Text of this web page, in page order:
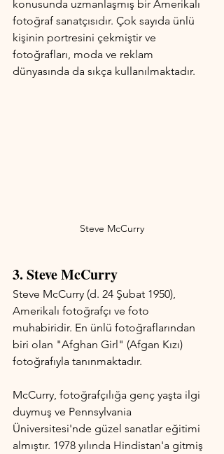
konusunda uzmanlaşmış bir Amerikalı
fotoğraf sanatçısıdır. Çok sayıda ünlü
kişinin portresini çekmiştir ve
fotoğrafları, moda ve reklam
dünyasında da sıkça kullanılmaktadır.
Steve McCurry
3. Steve McCurry
Steve McCurry (d. 24 Şubat 1950),
Amerikalı fotoğrafçı ve foto
muhabiridir. En ünlü fotoğraflarından
biri olan "Afghan Girl" (Afgan Kızı)
fotoğrafıyla tanınmaktadır.
McCurry, fotoğrafçılığa genç yaşta ilgi
duymuş ve Pennsylvania
Üniversitesi'nde güzel sanatlar eğitimi
almıştır. 1978 yılında Hindistan'a gitmiş